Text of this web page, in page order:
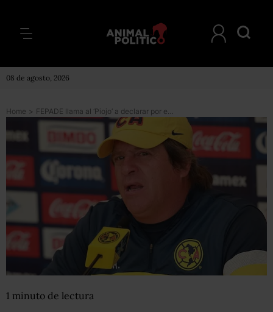
08 de agosto, 2026
Home > FEPADE llama al ‘Piojo’ a declarar por envío de tuits a favor del Verde
1 minuto de lectura